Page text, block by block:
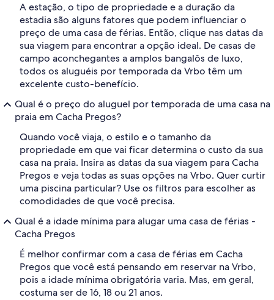
A estação, o tipo de propriedade e a duração da
estadia são alguns fatores que podem influenciar o
preço de uma casa de férias. Então, clique nas datas da
sua viagem para encontrar a opção ideal. De casas de
campo aconchegantes a amplos bangalôs de luxo,
todos os aluguéis por temporada da Vrbo têm um
excelente custo-benefício.
Qual é o preço do aluguel por temporada de uma casa na
praia em Cacha Pregos?
Quando você viaja, o estilo e o tamanho da
propriedade em que vai ficar determina o custo da sua
casa na praia. Insira as datas da sua viagem para Cacha
Pregos e veja todas as suas opções na Vrbo. Quer curtir
uma piscina particular? Use os filtros para escolher as
comodidades de que você precisa.
Qual é a idade mínima para alugar uma casa de férias -
Cacha Pregos
É melhor confirmar com a casa de férias em Cacha
Pregos que você está pensando em reservar na Vrbo,
pois a idade mínima obrigatória varia. Mas, em geral,
costuma ser de 16, 18 ou 21 anos.